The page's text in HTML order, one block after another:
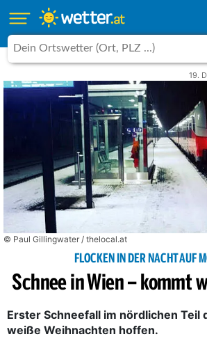
19.
© Paul Gillingwater / thelocal.at
FLOCKEN IN DER NACHT AUF
Schnee in Wien – kommt
Erster Schneefall im nördlichen Teil
weiße Weihnachten hoffen.